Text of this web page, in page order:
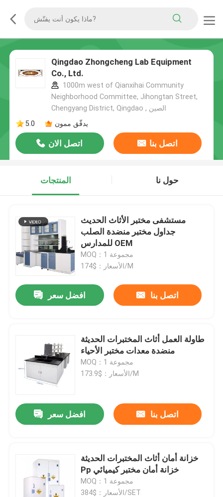
Qingdao Zhongcheng Lab Equipment
Co., Ltd.
1000m west of Qianxihai Community
Neighborhood Committee, Jihongtan Street,
Chengyang District, Qingdao , الصين
5.0
يدقّق ممون
اتصل الان اتصل بنا
المنتجات حول نا
مستشفى مختبر الأثاث الحديث
جداول مختبر منضدة الصلب
للمدارس OEM
MOQ：1 مجموعة
الأسعار：$174/M
افضل سعر اتصل بنا
طاولة العمل أثاث المختبرات الحديثة
منضدة معدات مختبر الأحياء
MOQ：1 مجموعة
الأسعار：$173.9/M
افضل سعر اتصل بنا
خزانة أمان أثاث المختبرات الحديثة
Pp خزانة أمان مختبر كيميائي
MOQ：1 مجموعة
الأسعار：$384/SET